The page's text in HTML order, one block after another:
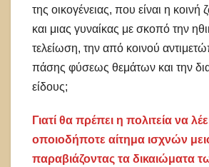
της οικογένειας, που είναι η
και μιας γυναίκας με σκοπό την
τελείωση, την από κοινού
πάσης φύσεως θεμάτων και την
είδους;
Γιατί θα πρέπει η πολιτεία να
οποιοδήποτε αίτημα ισχνών
παραβιάζοντας τα δικαιώματα